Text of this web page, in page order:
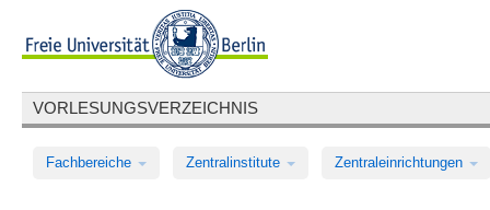
VORLESUNGSVERZEICHNIS
Fachbereiche Zentralinstitute Zentraleinrichtungen